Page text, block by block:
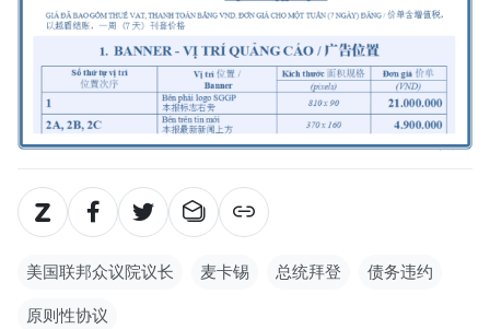
美国联邦众议院议长 麦卡锡 总统拜登 债务违约
原则性协议